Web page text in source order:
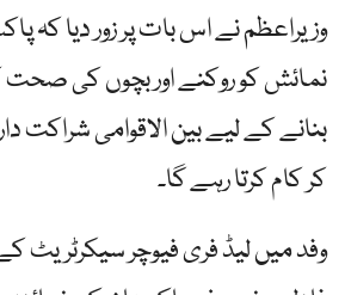
وزیراعظم نے اس بات پر زور دیا کہ
نمائش کو روکنے اور بچوں کی صحت
بنانے کے لیے بین الاقوامی شراکت
کر کام کرتا رہے گا۔
وفد میں لیڈ فری فیوچر سیکرٹریٹ کے